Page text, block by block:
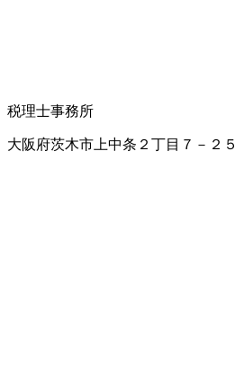
税理士事務所
大阪府茨木市上中条２丁目７－２５